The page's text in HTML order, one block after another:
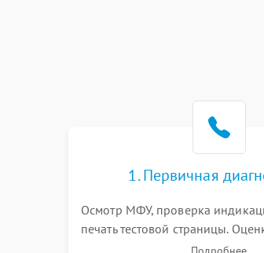
1. Первичная
Осмотр МФУ, проверка
печать тестовой страницы.
захвата бумаги и работы